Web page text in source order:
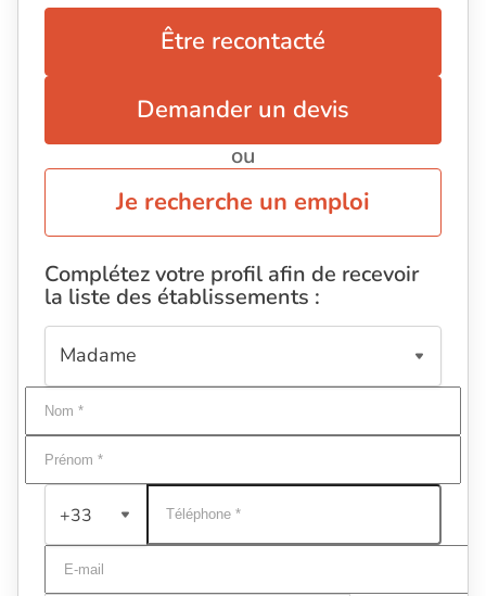
Être recontacté
Demander un devis
ou
Je recherche un emploi
Complétez votre profil afin de recevoir
la liste des établissements :
+33